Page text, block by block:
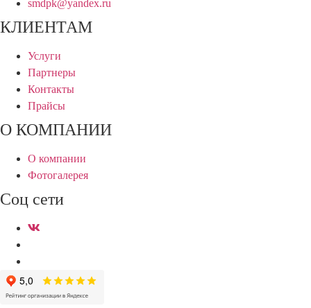
smdpk@yandex.ru
КЛИЕНТАМ
Услуги
Партнеры
Контакты
Прайсы
О КОМПАНИИ
О компании
Фотогалерея
Соц сети